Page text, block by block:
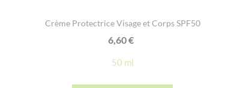
Crème Protectrice Visage et Corps SPF50
6,60€
50 ml